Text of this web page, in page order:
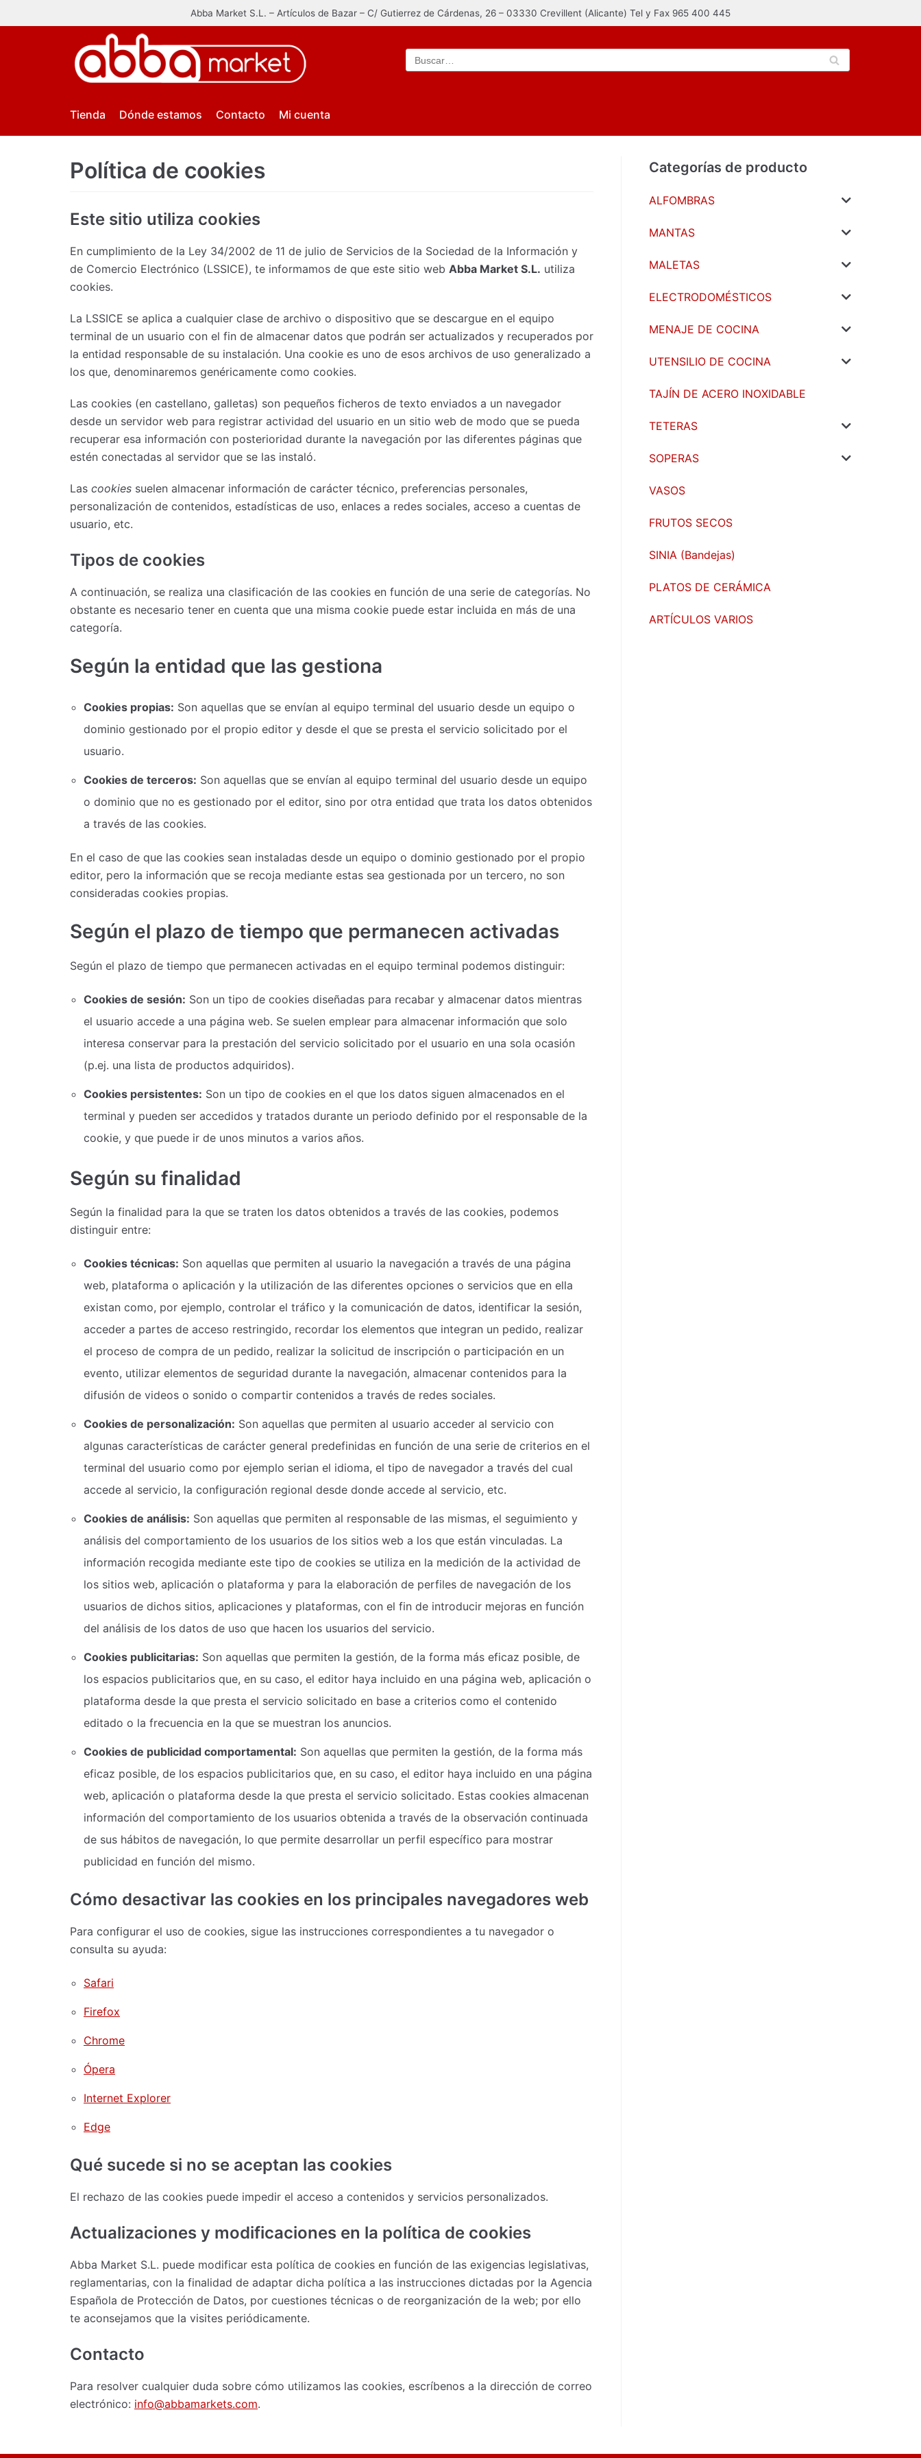
Abba Market S.L. – Artículos de Bazar – C/ Gutierrez de Cárdenas, 26 – 03330 Crevillent (Alicante) Tel y Fax 965 400 445
Tienda Dónde estamos Contacto Mi cuenta
Política de cookies
Este sitio utiliza cookies
En cumplimiento de la Ley 34/2002 de 11 de julio de Servicios de la Sociedad de la Información y
de Comercio Electrónico (LSSICE), te informamos de que este sitio web Abba Market S.L. utiliza
cookies.
La LSSICE se aplica a cualquier clase de archivo o dispositivo que se descargue en el equipo
terminal de un usuario con el fin de almacenar datos que podrán ser actualizados y recuperados por
la entidad responsable de su instalación. Una cookie es uno de esos archivos de uso generalizado a
los que, denominaremos genéricamente como cookies.
Las cookies (en castellano, galletas) son pequeños ficheros de texto enviados a un navegador
desde un servidor web para registrar actividad del usuario en un sitio web de modo que se pueda
recuperar esa información con posterioridad durante la navegación por las diferentes páginas que
estén conectadas al servidor que se las instaló.
Las cookies suelen almacenar información de carácter técnico, preferencias personales,
personalización de contenidos, estadísticas de uso, enlaces a redes sociales, acceso a cuentas de
usuario, etc.
Tipos de cookies
A continuación, se realiza una clasificación de las cookies en función de una serie de categorías. No
obstante es necesario tener en cuenta que una misma cookie puede estar incluida en más de una
categoría.
Según la entidad que las gestiona
Cookies propias: Son aquellas que se envían al equipo terminal del usuario desde un equipo o
dominio gestionado por el propio editor y desde el que se presta el servicio solicitado por el
usuario.
Cookies de terceros: Son aquellas que se envían al equipo terminal del usuario desde un equipo
o dominio que no es gestionado por el editor, sino por otra entidad que trata los datos obtenidos
a través de las cookies.
En el caso de que las cookies sean instaladas desde un equipo o dominio gestionado por el propio
editor, pero la información que se recoja mediante estas sea gestionada por un tercero, no son
consideradas cookies propias.
Según el plazo de tiempo que permanecen activadas
Según el plazo de tiempo que permanecen activadas en el equipo terminal podemos distinguir:
Cookies de sesión: Son un tipo de cookies diseñadas para recabar y almacenar datos mientras
el usuario accede a una página web. Se suelen emplear para almacenar información que solo
interesa conservar para la prestación del servicio solicitado por el usuario en una sola ocasión
(p.ej. una lista de productos adquiridos).
Cookies persistentes: Son un tipo de cookies en el que los datos siguen almacenados en el
terminal y pueden ser accedidos y tratados durante un periodo definido por el responsable de la
cookie, y que puede ir de unos minutos a varios años.
Según su finalidad
Según la finalidad para la que se traten los datos obtenidos a través de las cookies, podemos
distinguir entre:
Cookies técnicas: Son aquellas que permiten al usuario la navegación a través de una página
web, plataforma o aplicación y la utilización de las diferentes opciones o servicios que en ella
existan como, por ejemplo, controlar el tráfico y la comunicación de datos, identificar la sesión,
acceder a partes de acceso restringido, recordar los elementos que integran un pedido, realizar
el proceso de compra de un pedido, realizar la solicitud de inscripción o participación en un
evento, utilizar elementos de seguridad durante la navegación, almacenar contenidos para la
difusión de videos o sonido o compartir contenidos a través de redes sociales.
Cookies de personalización: Son aquellas que permiten al usuario acceder al servicio con
algunas características de carácter general predefinidas en función de una serie de criterios en el
terminal del usuario como por ejemplo serian el idioma, el tipo de navegador a través del cual
accede al servicio, la configuración regional desde donde accede al servicio, etc.
Cookies de análisis: Son aquellas que permiten al responsable de las mismas, el seguimiento y
análisis del comportamiento de los usuarios de los sitios web a los que están vinculadas. La
información recogida mediante este tipo de cookies se utiliza en la medición de la actividad de
los sitios web, aplicación o plataforma y para la elaboración de perfiles de navegación de los
usuarios de dichos sitios, aplicaciones y plataformas, con el fin de introducir mejoras en función
del análisis de los datos de uso que hacen los usuarios del servicio.
Cookies publicitarias: Son aquellas que permiten la gestión, de la forma más eficaz posible, de
los espacios publicitarios que, en su caso, el editor haya incluido en una página web, aplicación o
plataforma desde la que presta el servicio solicitado en base a criterios como el contenido
editado o la frecuencia en la que se muestran los anuncios.
Cookies de publicidad comportamental: Son aquellas que permiten la gestión, de la forma más
eficaz posible, de los espacios publicitarios que, en su caso, el editor haya incluido en una página
web, aplicación o plataforma desde la que presta el servicio solicitado. Estas cookies almacenan
información del comportamiento de los usuarios obtenida a través de la observación continuada
de sus hábitos de navegación, lo que permite desarrollar un perfil específico para mostrar
publicidad en función del mismo.
Cómo desactivar las cookies en los principales navegadores web
Para configurar el uso de cookies, sigue las instrucciones correspondientes a tu navegador o
consulta su ayuda:
Safari
Firefox
Chrome
Ópera
Internet Explorer
Edge
Qué sucede si no se aceptan las cookies
El rechazo de las cookies puede impedir el acceso a contenidos y servicios personalizados.
Actualizaciones y modificaciones en la política de cookies
Abba Market S.L. puede modificar esta política de cookies en función de las exigencias legislativas,
reglamentarias, con la finalidad de adaptar dicha política a las instrucciones dictadas por la Agencia
Española de Protección de Datos, por cuestiones técnicas o de reorganización de la web; por ello
te aconsejamos que la visites periódicamente.
Contacto
Para resolver cualquier duda sobre cómo utilizamos las cookies, escríbenos a la dirección de correo
electrónico: info@abbamarkets.com.
Categorías de producto
ALFOMBRAS
MANTAS
MALETAS
ELECTRODOMÉSTICOS
MENAJE DE COCINA
UTENSILIO DE COCINA
TAJÍN DE ACERO INOXIDABLE
TETERAS
SOPERAS
VASOS
FRUTOS SECOS
SINIA (Bandejas)
PLATOS DE CERÁMICA
ARTÍCULOS VARIOS